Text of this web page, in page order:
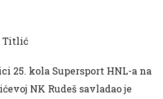
Titlić
25. kola Supersport HNL-a na
NK Rudeš savladao je